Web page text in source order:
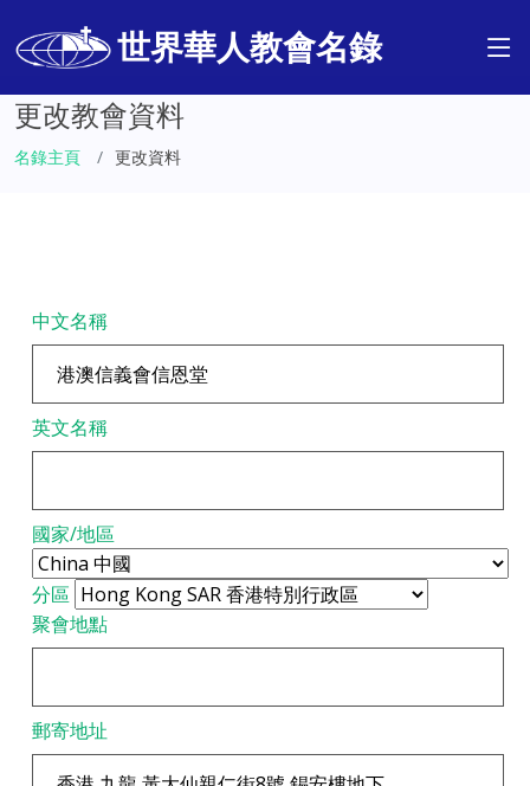
世界華人教會名錄
更改教會資料
名錄主頁 更改資料
中文名稱
英文名稱
國家/地區
分區
聚會地點
郵寄地址